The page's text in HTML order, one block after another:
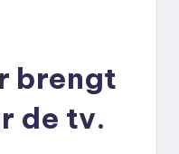
brengt
de tv.